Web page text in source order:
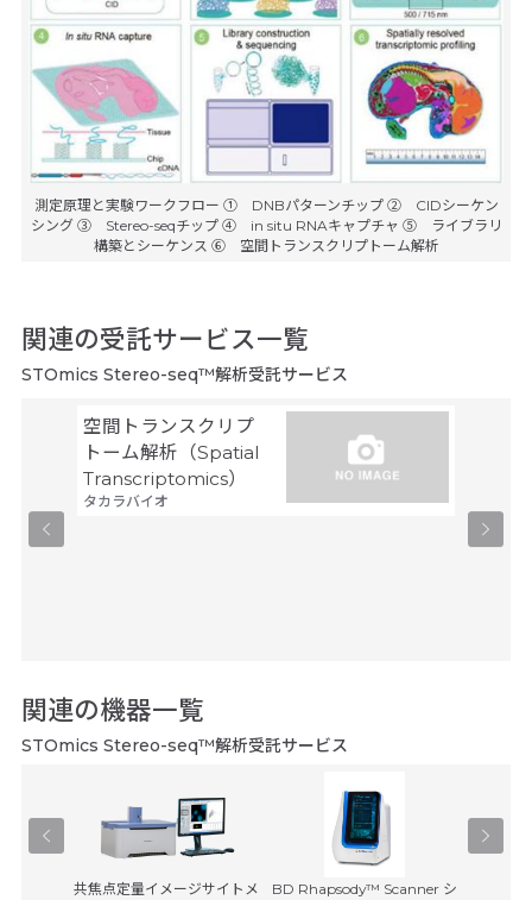
測定原理と実験ワークフロー ① DNBパターンチップ ② CIDシーケン
シング ③ Stereo-seqチップ ④ in situ RNAキャプチャ ⑤ ライブラリ
構築とシーケンス ⑥ 空間トランスクリプトーム解析
関連の受託サービス一覧
STOmics Stereo-seq™解析受託サービス
空間トランスクリプ
トーム解析（Spatial
Transcriptomics）
タカラバイオ
関連の機器一覧
STOmics Stereo-seq™解析受託サービス
共焦点定量イメージサイトメ
BD Rhapsody™ Scanner シ